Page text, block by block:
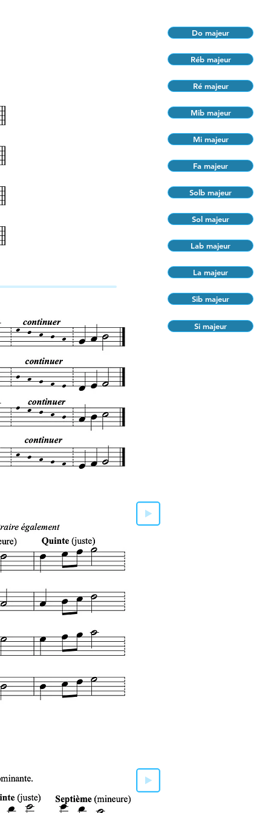
Do majeur
Réb majeur
Ré majeur
Mib majeur
Mi majeur
Fa majeur
Solb majeur
Sol majeur
Lab majeur
La majeur
Sib majeur
Si majeur